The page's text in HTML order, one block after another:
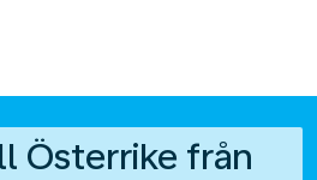
Österrike från